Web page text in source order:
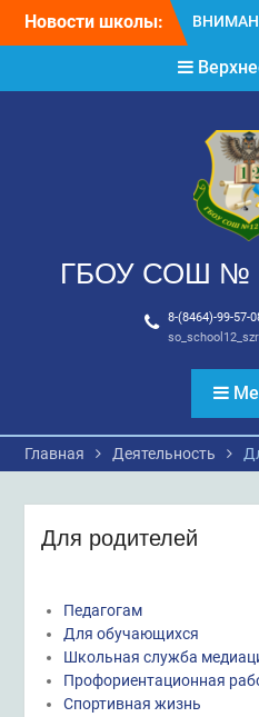
Новости школы:
ГБОУ СОШ №
8-(8464)-99-57-
Главная Деятельность
Для родителей
Педагогам
Для обучающихся
Школьная служба
Профориентационная
Спортивная жизнь